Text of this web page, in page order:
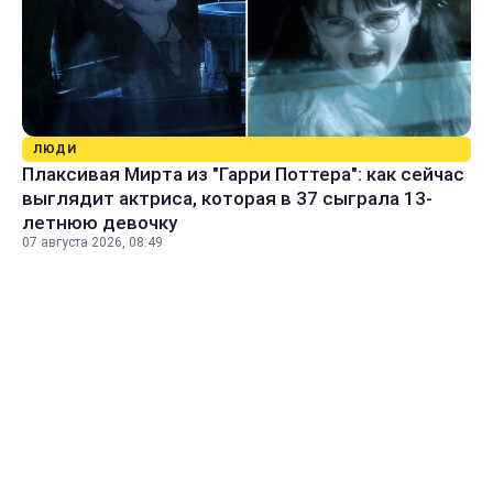
ЛЮДИ
Плаксивая Мирта из "Гарри Поттера": как сейчас
выглядит актриса, которая в 37 сыграла 13-
летнюю девочку
07 августа 2026, 08:49